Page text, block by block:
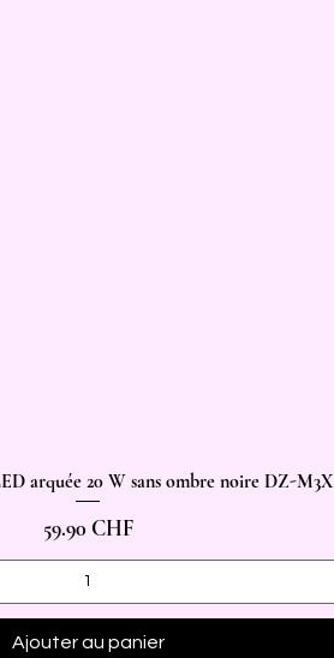
Aperçu rapide
arquée 20 W sans ombre noire DZ-M3X
Prix
59.90 CHF
Ajouter au panier